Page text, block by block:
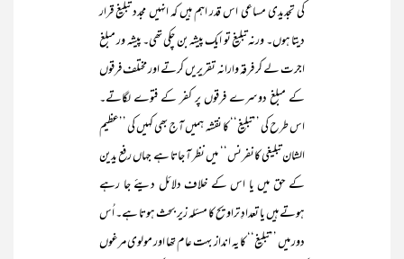
کی تجدیدی مساعی اس قدر اہم ہیں کہ انہیں مجدد تبلیغ قرار
دیتا ہوں۔ ورنہ تبلیغ تو ایک پیشہ بن چکی تھی۔ پیشہ ور مبلغ
اجرت لے کر فرقہ وارانہ تقریریں کرتے اور مختلف فرقوں
کے مبلغ دوسرے فرقوں پر کفر کے فتوے لگاتے۔
اس طرح کی ’’تبلیغ‘‘ کا نقشہ ہمیں آج بھی کہیں کی ’’عظیم
الشان تبلیغی کانفرنس‘‘ میں نظر آ جاتا ہے جہاں رفع یدین
کے حق میں یا اس کے خلاف دلائل دیئے جا رہے
ہوتے ہیں یا تعدادِ تراویح کا مسئلہ زیر بحث ہوتا ہے۔ اُس
دور میں ’’تبلیغ‘‘ کا یہ انداز بہت عام تھا اور مولوی مرغوں